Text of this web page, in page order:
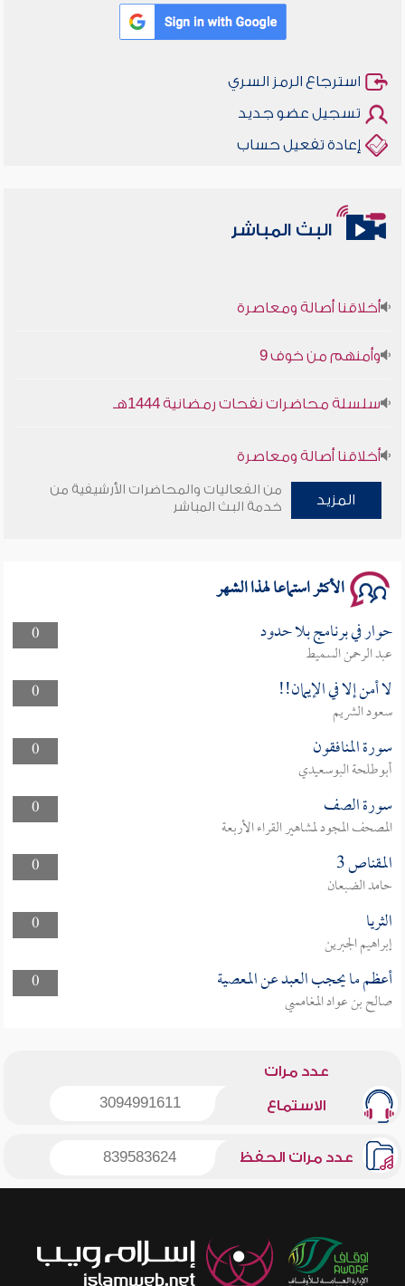
استرجاع الرمز السري
تسجيل عضو جديد
إعادة تفعيل حساب
البث المباشر
أخلاقنا أصالة ومعاصرة
وأمنهم من خوف 9
سلسلة محاضرات نفحات رمضانية 1444هـ
أخلاقنا أصالة ومعاصرة
وأمنهم من خوف 9
المزيد
من الفعاليات والمحاضرات الأرشيفية من
خدمة البث المباشر
الأكثر استماعا لهذا الشهر
0 حوار في برنامج بلا حدود
عبد الرحمن السميط
0
لا أمن إلا في الإيمان!!
سعود الشريم
0
سورة المنافقون
أبوطلحة البوسعيدي
0
سورة الصف
المصحف المجود لمشاهير القراء الأربعة
0
المقناص 3
حامد الضبعان
0
الثريا
إبراهيم الجبرين
0
أعظم ما يحجب العبد عن المعصية
صالح بن عواد المغامسي
عدد مرات
الاستماع 3094991611
عدد مرات الحفظ 839583624